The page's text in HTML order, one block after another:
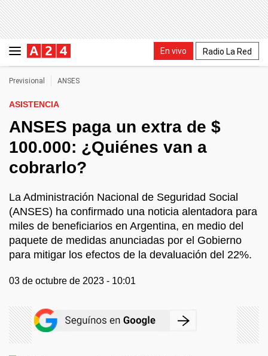
En vivo Radio La Red
Previsional ANSES
ASISTENCIA
ANSES paga un extra de $
100.000: ¿Quiénes van a
cobrarlo?
La Administración Nacional de Seguridad Social
(ANSES) ha confirmado una noticia alentadora para
miles de beneficiarios en Argentina, en medio del
paquete de medidas anunciadas por el Gobierno
para mitigar los efectos de la devaluación del 22%.
03 de octubre de 2023 - 10:01